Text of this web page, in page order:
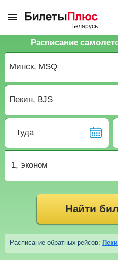
Расписание
Туда
1, эконом
Найти
Расписание обратных рейсов: